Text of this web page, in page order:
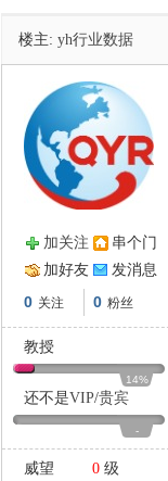
楼主: yh行业数据
加关注
串个门
加好友
发消息
0 关注 0 粉丝
教授
14%
还不是VIP/贵宾
-
威望 0 级